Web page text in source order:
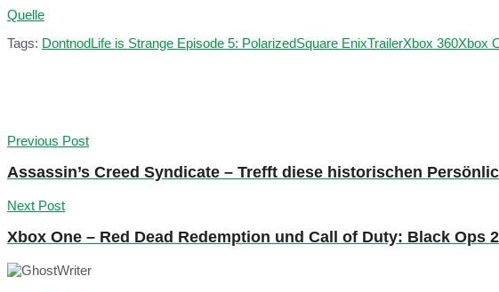
Quelle
Tags: DontnodLife is Strange Episode 5: PolarizedSquare EnixTrailerXbox 360Xbox
Previous Post
Assassin’s Creed Syndicate – Trefft diese historischen
Next Post
Xbox One – Red Dead Redemption und Call of Duty: Black Ops